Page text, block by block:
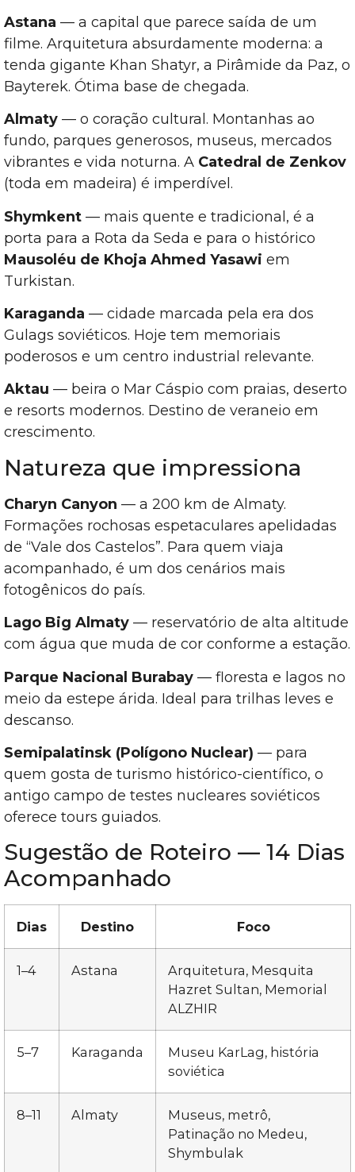
Astana — a capital que parece saída de um
filme. Arquitetura absurdamente moderna: a
tenda gigante Khan Shatyr, a Pirâmide da Paz, o
Bayterek. Ótima base de chegada.
Almaty — o coração cultural. Montanhas ao
fundo, parques generosos, museus, mercados
vibrantes e vida noturna. A Catedral de Zenkov
(toda em madeira) é imperdível.
Shymkent — mais quente e tradicional, é a
porta para a Rota da Seda e para o histórico
Mausoléu de Khoja Ahmed Yasawi em
Turkistan.
Karaganda — cidade marcada pela era dos
Gulags soviéticos. Hoje tem memoriais
poderosos e um centro industrial relevante.
Aktau — beira o Mar Cáspio com praias, deserto
e resorts modernos. Destino de veraneio em
crescimento.
Natureza que impressiona
Charyn Canyon — a 200 km de Almaty.
Formações rochosas espetaculares apelidadas
de “Vale dos Castelos”. Para quem viaja
acompanhado, é um dos cenários mais
fotogênicos do país.
Lago Big Almaty — reservatório de alta altitude
com água que muda de cor conforme a estação.
Parque Nacional Burabay — floresta e lagos no
meio da estepe árida. Ideal para trilhas leves e
descanso.
Semipalatinsk (Polígono Nuclear) — para
quem gosta de turismo histórico-científico, o
antigo campo de testes nucleares soviéticos
oferece tours guiados.
Sugestão de Roteiro — 14 Dias
Acompanhado
Dias Destino Foco
1–4 Astana
Arquitetura, Mesquita
Hazret Sultan, Memorial
ALZHIR
5–7 Karaganda
Museu KarLag, história
soviética
8–11 Almaty
Museus, metrô,
Patinação no Medeu,
Shymbulak